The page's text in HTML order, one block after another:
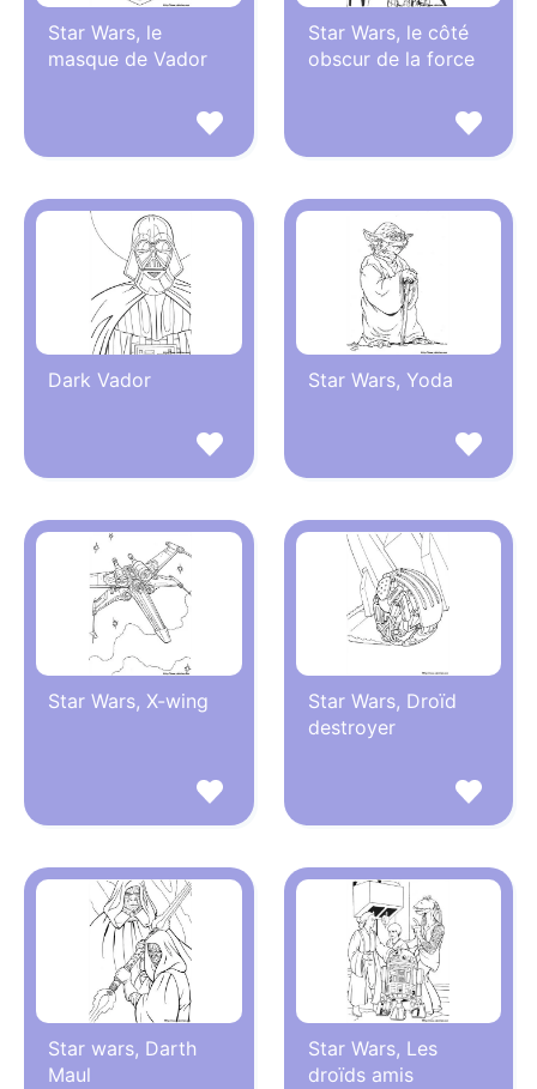
Star Wars, le
masque de Vador
Star Wars, le côté
obscur de la force
Dark Vador Star Wars, Yoda
Star Wars, X-wing
Star Wars, Droïd
destroyer
Star wars, Darth
Maul
Star Wars, Les
droïds amis